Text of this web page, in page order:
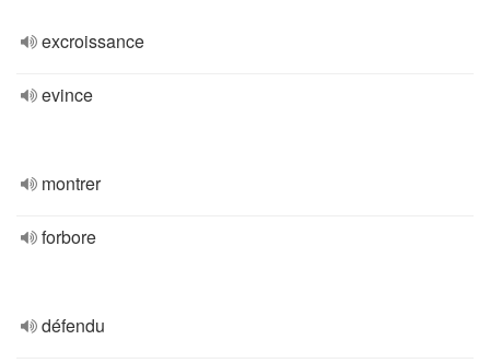
excroissance
evince
montrer
forbore
défendu